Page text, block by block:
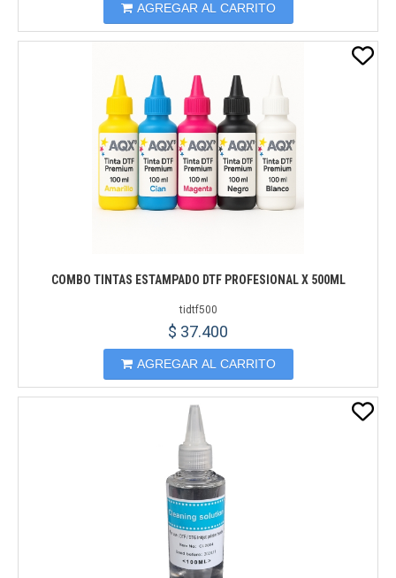
AGREGAR AL CARRITO
COMBO TINTAS ESTAMPADO DTF PROFESIONAL X 500ML
tidtf500
$ 37.400
AGREGAR AL CARRITO